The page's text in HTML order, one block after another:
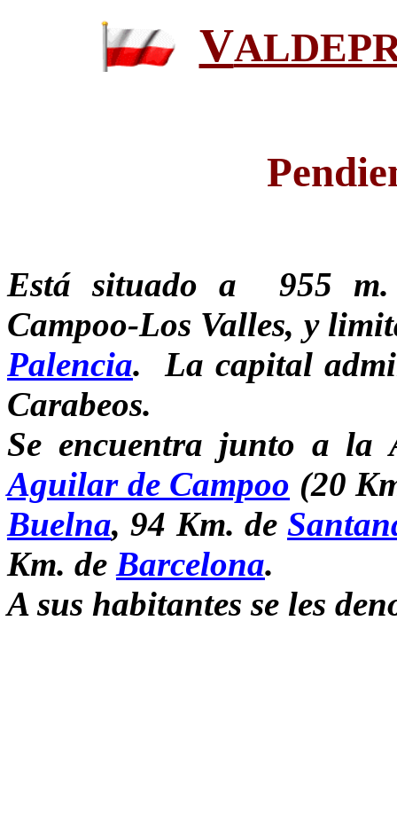
V
Está situado a 955
Campoo-Los Valles, y
Palencia. La capital
Carabeos.
Se encuentra junto a la
Aguilar de Campoo (20
Buelna, 94 Km. de
Km. de Barcelona.
A sus habitantes se les